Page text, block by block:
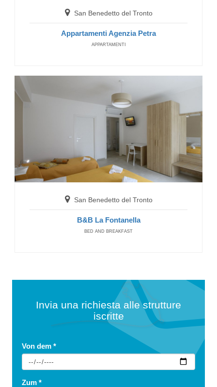
San Benedetto del Tronto
Appartamenti Agenzia Petra
APPARTAMENTI
San Benedetto del Tronto
B&B La Fontanella
BED AND BREAKFAST
Invia una richiesta alle strutture
iscritte
Von dem *
Zum *